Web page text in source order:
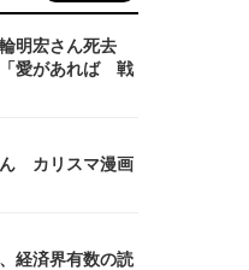
明宏さん死去
「愛があれば 戦
ん カリスマ漫画
経済界有数の読